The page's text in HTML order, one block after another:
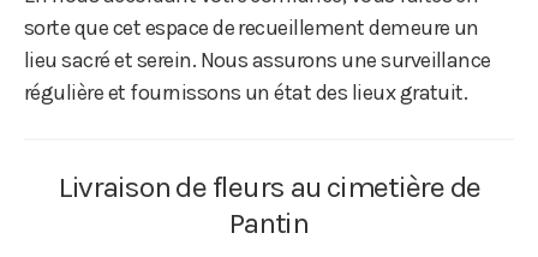
sorte que cet espace de recueillement demeure un
lieu sacré et serein. Nous assurons une surveillance
régulière et fournissons un état des lieux gratuit.
Livraison de fleurs au cimetière de
Pantin